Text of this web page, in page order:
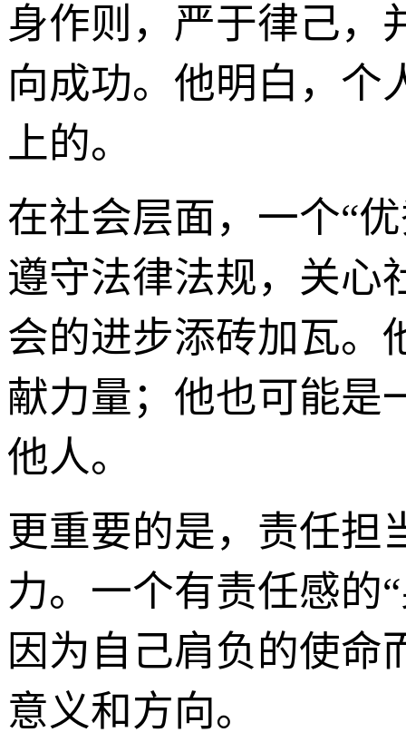
身作则，严于律己，
向成功。他明白，个
上的。
在社会层面，一个“
遵守法律法规，关心
会的进步添砖加瓦。
献力量；他也可能是
他人。
更重要的是，责任担
力。一个有责任感的
因为自己肩负的使命
意义和方向。